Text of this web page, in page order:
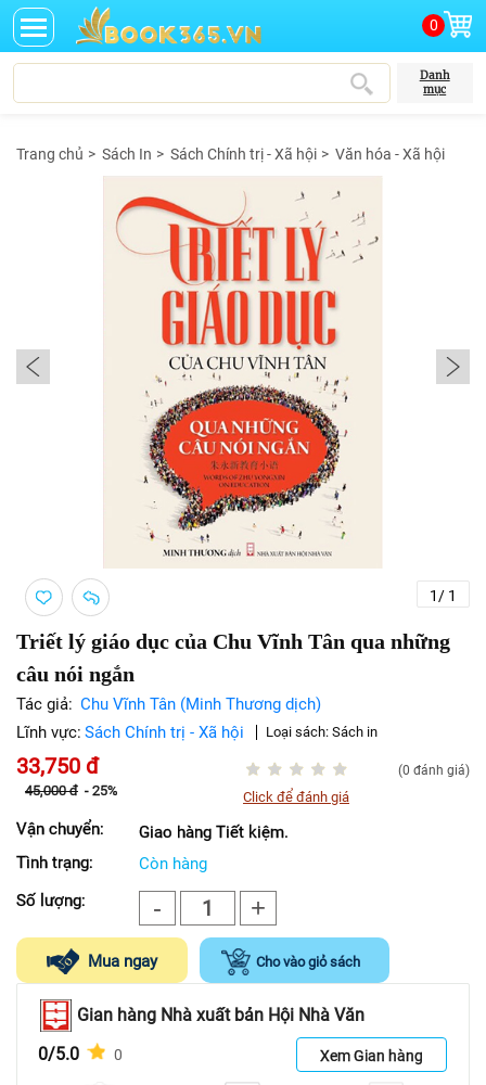
0
Danh
mục
Trang chủ> Sách In> Sách Chính trị - Xã hội> Văn hóa - Xã hội
1 / 1
Triết lý giáo dục của Chu Vĩnh Tân qua những
câu nói ngắn
Tác giả: Chu Vĩnh Tân (Minh Thương dịch)
Lĩnh vực: Sách Chính trị - Xã hội Loại sách: Sách in
33,750 đ
45,000 đ - 25%
(0 đánh giá)
Click để đánh giá
Vận chuyển:
Giao hàng Tiết kiệm.
Tình trạng:
Còn hàng
Số lượng:
- 1 +
Mua ngay Cho vào giỏ sách
Gian hàng Nhà xuất bản Hội Nhà Văn
0/5.0
0 Xem Gian hàng